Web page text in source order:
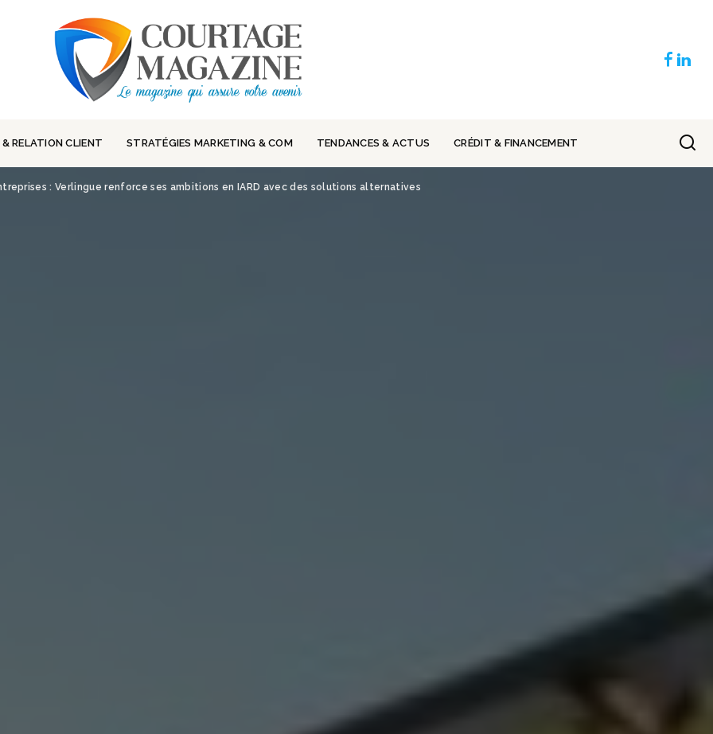
RELATION CLIENT STRATÉGIES MARKETING & COM TENDANCES & ACTUS CRÉDIT & FINANCEMENT
: Verlingue renforce ses ambitions en IARD avec des solutions alternatives